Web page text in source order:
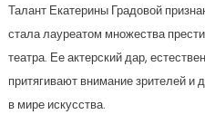
Талант Екатерины Градовой
стала лауреатом множества
театра. Ее актерский дар,
притягивают внимание зрителей
в мире искусства.